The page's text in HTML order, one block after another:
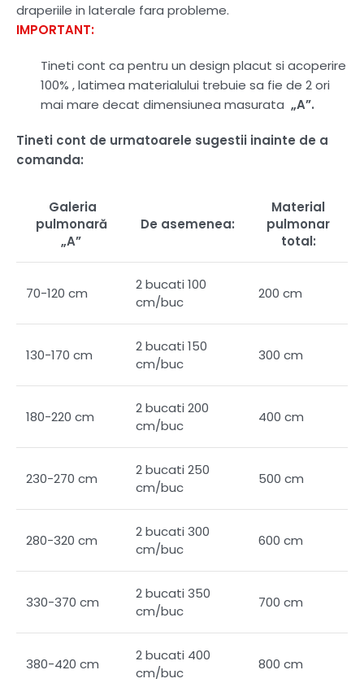
draperiile in laterale fara probleme.
IMPORTANT:
Tineti cont ca pentru un design placut si acoperire
100% , latimea materialului trebuie sa fie de 2 ori
mai mare decat dimensiunea masurata „A”.
Tineti cont de urmatoarele sugestii inainte de a
comanda:
Galeria
pulmonară
„A”
De asemenea:
Material
pulmonar
total:
70-120 cm
2 bucati 100
cm/buc
200 cm
130-170 cm
2 bucati 150
cm/buc
300 cm
180-220 cm
2 bucati 200
cm/buc
400 cm
230-270 cm
2 bucati 250
cm/buc
500 cm
280-320 cm
2 bucati 300
cm/buc
600 cm
330-370 cm
2 bucati 350
cm/buc
700 cm
380-420 cm
2 bucati 400
cm/buc
800 cm